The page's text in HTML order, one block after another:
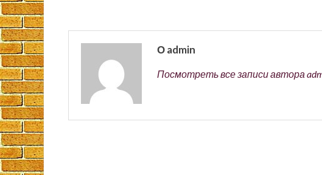
О admin
Посмотреть все записи автора